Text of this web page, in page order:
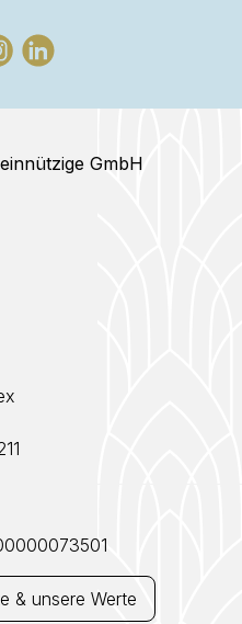
GmbH
& unsere Werte